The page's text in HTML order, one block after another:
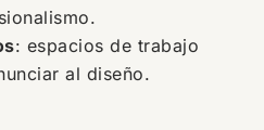
: espacios de trabajo
al diseño.